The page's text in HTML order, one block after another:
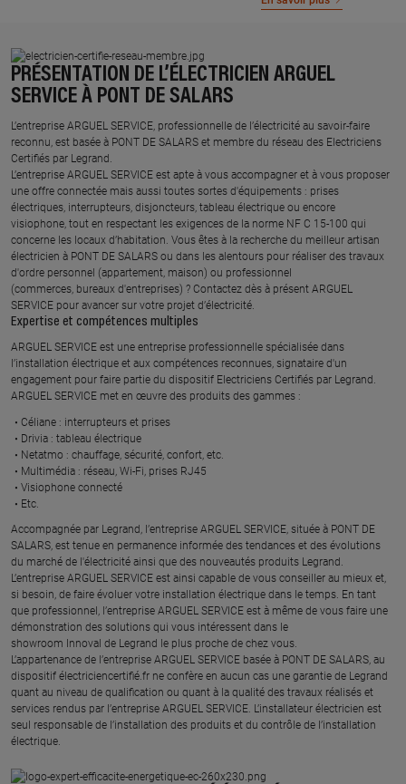
PRÉSENTATION DE L’ÉLECTRICIEN ARGUEL
SERVICE À PONT DE SALARS
L’entreprise ARGUEL SERVICE, professionnelle de l’électricité au savoir-faire
reconnu, est basée à PONT DE SALARS et membre du réseau des Electriciens
Certifiés par Legrand.​
L’entreprise ARGUEL SERVICE est apte à vous accompagner et à vous proposer
une offre connectée mais aussi toutes sortes d'équipements : prises
électriques, interrupteurs, disjoncteurs, tableau électrique ou encore
visiophone, tout en respectant les exigences de la norme NF C 15-100 qui
concerne les locaux d’habitation. Vous êtes à la recherche du meilleur artisan
électricien à PONT DE SALARS ou dans les alentours pour réaliser des travaux
d'ordre personnel (appartement, maison) ou professionnel
(commerces, bureaux d'entreprises) ? Contactez dès à présent ARGUEL
SERVICE pour avancer sur votre projet d’électricité.
Expertise et compétences multiples​
​ARGUEL SERVICE est une entreprise professionnelle spécialisée dans
l’installation électrique et aux compétences reconnues, ​signataire d'un
engagement pour faire partie du dispositif Electriciens Certifiés par Legrand​.
ARGUEL SERVICE met en œuvre des produits des gammes : ​
Céliane : interrupteurs et prises ​
Drivia : tableau électrique ​
Netatmo : chauffage, sécurité, confort, etc.​
Multimédia : réseau, Wi-Fi, prises RJ45​
Visiophone connecté​
Etc.​
​Accompagnée par Legrand, l’entreprise ARGUEL SERVICE, située à PONT DE
SALARS, est tenue en permanence informée des tendances et des évolutions
du marché de l'électricité ainsi que des nouveautés produits Legrand.
L’entreprise ARGUEL SERVICE est ainsi capable de vous conseiller au mieux et,
si besoin, de faire évoluer votre installation électrique dans le temps. En tant
que professionnel, l’entreprise ARGUEL SERVICE est à même de vous faire une
démonstration des solutions qui vous intéressent dans le
showroom Innoval de Legrand le plus proche de chez vous.​
L’appartenance de l’entreprise ARGUEL SERVICE basée à PONT DE SALARS, au
dispositif électriciencertifié.fr ne confère en aucun cas une garantie de Legrand
quant au niveau de qualification ou quant à la qualité des travaux réalisés et
services rendus par l’entreprise ARGUEL SERVICE. L’installateur électricien est
seul responsable de l’installation des produits et du contrôle de l’installation
électrique.